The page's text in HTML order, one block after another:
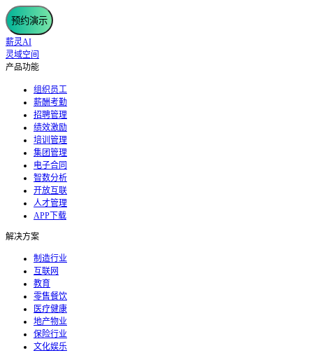
预约演示
薪灵AI
灵域空间
产品功能
组织员工
薪酬考勤
招聘管理
绩效激励
培训管理
集团管理
电子合同
智数分析
开放互联
人才管理
APP下载
解决方案
制造行业
互联网
教育
零售餐饮
医疗健康
地产物业
保险行业
文化娱乐